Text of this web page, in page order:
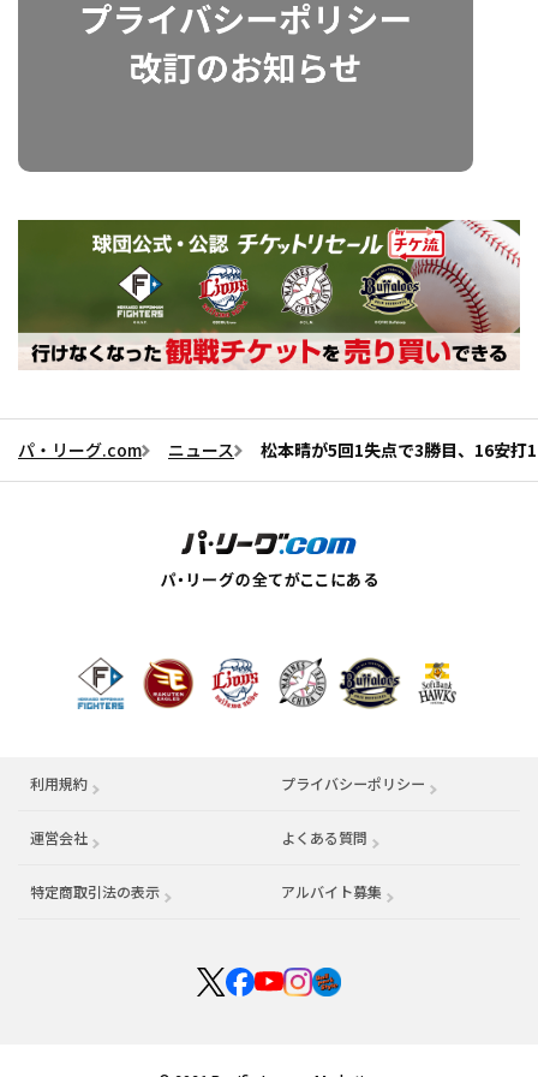
パ・リーグ.com ニュース 松本晴が5回1失点で3勝目、16安
利用規約 プライバシーポリシー
運営会社 （別ウィンドウで開く） よくある質問
特定商取引法の表示 アルバイト募集 （別ウィンドウで開く